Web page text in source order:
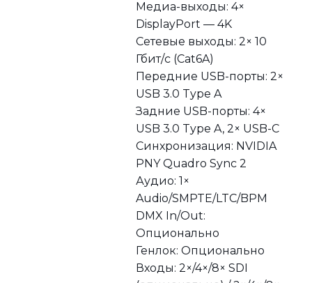
Медиа-выходы: 4×
DisplayPort — 4K
Сетевые выходы: 2× 10
Гбит/с (Cat6A)
Передние USB-порты: 2×
USB 3.0 Type A
Задние USB-порты: 4×
USB 3.0 Type A, 2× USB-C
Синхронизация: NVIDIA
PNY Quadro Sync 2
Аудио: 1×
Audio/SMPTE/LTC/BPM
DMX In/Out:
Опционально
Генлок: Опционально
Входы: 2×/4×/8× SDI